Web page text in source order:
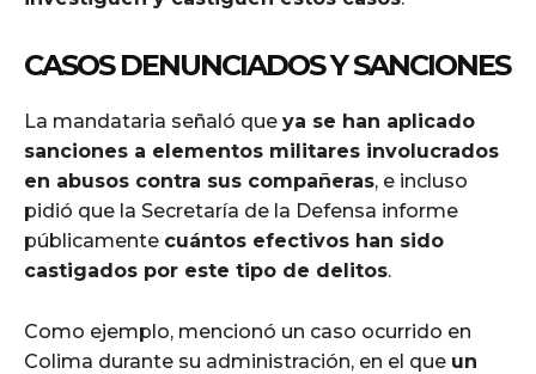
CASOS DENUNCIADOS Y SANCIONES
La mandataria señaló que ya se han aplicado
sanciones a elementos militares involucrados
en abusos contra sus compañeras, e incluso
pidió que la Secretaría de la Defensa informe
públicamente cuántos efectivos han sido
castigados por este tipo de delitos.
Como ejemplo, mencionó un caso ocurrido en
Colima durante su administración, en el que un